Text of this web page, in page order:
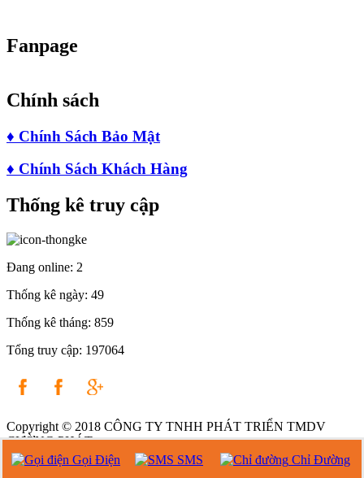
Fanpage
Chính sách
♦ Chính Sách Bảo Mật
♦ Chính Sách Khách Hàng
Thống kê truy cập
Đang online: 2
Thống kê ngày: 49
Thống kê tháng: 859
Tổng truy cập: 197064
Copyright © 2018 CÔNG TY TNHH PHÁT TRIỂN TMDV
CƯỜNG PHÁT
Gọi Điện
SMS Chỉ Đường